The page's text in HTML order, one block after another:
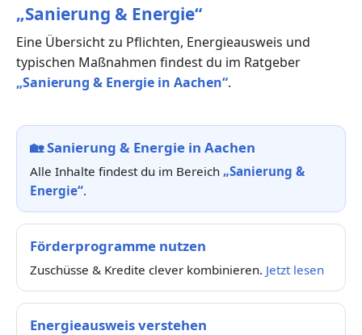
„Sanierung & Energie“
Eine Übersicht zu Pflichten, Energieausweis und
typischen Maßnahmen findest du im Ratgeber
„Sanierung & Energie in Aachen“.
🏡Sanierung & Energie in Aachen
Alle Inhalte findest du im Bereich „Sanierung &
Energie“.
Förderprogramme nutzen
Zuschüsse & Kredite clever kombinieren. Jetzt lesen
Energieausweis verstehen